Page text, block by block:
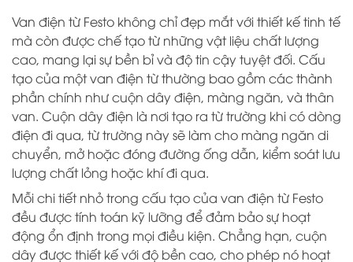
Van điện từ Festo không chỉ đẹp mắt với thiết kế tinh tế
mà còn được chế tạo từ những vật liệu chất lượng
cao, mang lại sự bền bỉ và độ tin cậy tuyệt đối. Cấu
tạo của một van điện từ thường bao gồm các thành
phần chính như cuộn dây điện, màng ngăn, và thân
van. Cuộn dây điện là nơi tạo ra từ trường khi có dòng
điện đi qua, từ trường này sẽ làm cho màng ngăn di
chuyển, mở hoặc đóng đường ống dẫn, kiểm soát lưu
lượng chất lỏng hoặc khí đi qua.
Mỗi chi tiết nhỏ trong cấu tạo của van điện từ Festo
đều được tính toán kỹ lưỡng để đảm bảo sự hoạt
động ổn định trong mọi điều kiện. Chẳng hạn, cuộn
dây được thiết kế với độ bền cao, cho phép nó hoạt